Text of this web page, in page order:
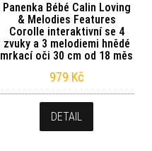
Panenka Bébé Calin Loving
& Melodies Features
Corolle interaktivní se 4
zvuky a 3 melodiemi hnědé
mrkací oči 30 cm od 18 měs
979 Kč
DETAIL